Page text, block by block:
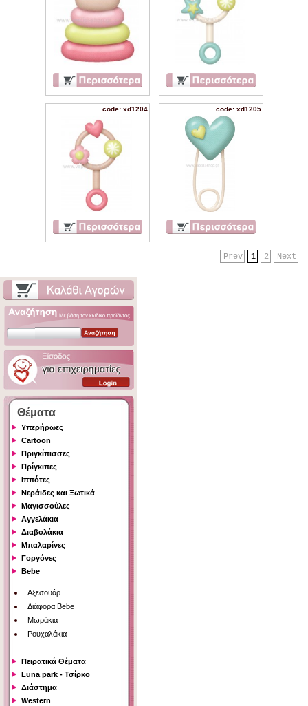
code: xd1204 code: xd1205
Next
2
1
Prev
Θέματα
Υπερήρωες
Cartoon
Πριγκίπισσες
Πρίγκιπες
Ιππότες
Νεράιδες και Ξωτικά
Μαγισσούλες
Αγγελάκια
Διαβολάκια
Μπαλαρίνες
Γοργόνες
Bebe
Αξεσουάρ
Διάφορα Bebe
Μωράκια
Ρουχαλάκια
Πειρατικά Θέματα
Luna park - Τσίρκο
Διάστημα
Western